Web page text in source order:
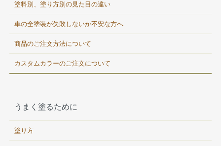
塗料別、塗り方別の見た目の違い
車の全塗装が失敗しないか不安な方へ
商品のご注文方法について
カスタムカラーのご注文について
うまく塗るために
塗り方